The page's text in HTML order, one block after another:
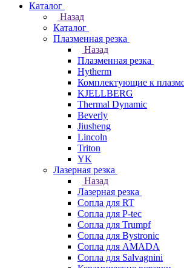
Каталог
Назад
Каталог
Плазменная резка
Назад
Плазменная резка
Hytherm
Комплектующие к
KJELLBERG
Thermal Dynamic
Beverly
Jiusheng
Lincoln
Triton
YK
Лазерная резка
Назад
Лазерная резка
Сопла для RT
Сопла для P-tec
Сопла для Trumpf
Сопла для Bystronic
Сопла для AMADA
Сопла для Salvagnini